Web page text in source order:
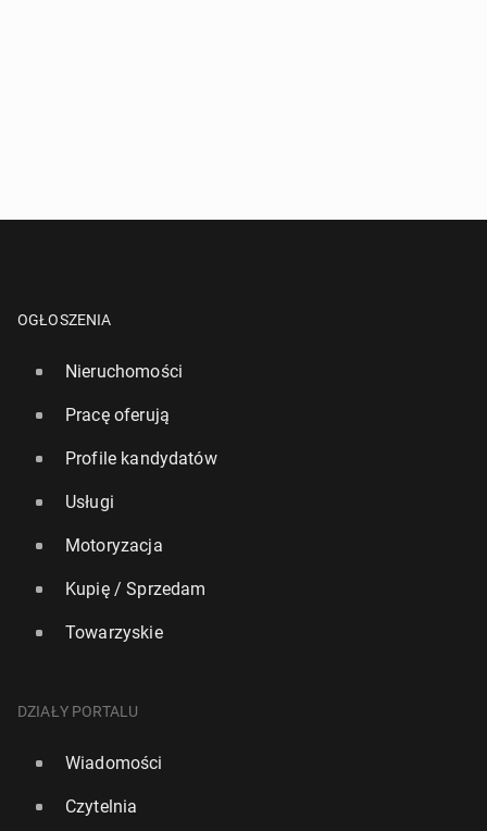
OGŁOSZENIA
Nieruchomości
Pracę oferują
Profile kandydatów
Usługi
Motoryzacja
Kupię / Sprzedam
Towarzyskie
DZIAŁY PORTALU
Wiadomości
Czytelnia